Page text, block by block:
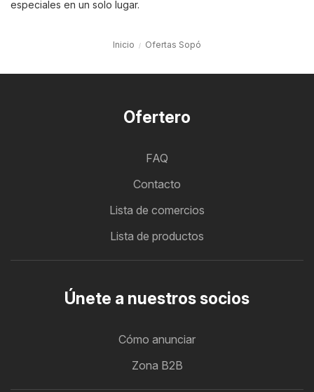
especiales en un solo lugar.
Inicio Ofertas Sopó
Ofertero
FAQ
Contacto
Lista de comercios
Lista de productos
Únete a nuestros socios
Cómo anunciar
Zona B2B